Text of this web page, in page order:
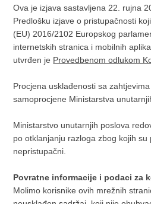
Ova je izjava sastavljena 22. rujna
Predlošku izjave o pristupačnosti
(EU) 2016/2102 Europskog
internetskih stranica i mobilnih
utvrđen je Provedbenom odlukom
Procjena usklađenosti sa
samoprocjene Ministarstva
Ministarstvo unutarnjih poslova
po otklanjanju razloga zbog kojih su
nepristupačni.
Povratne informacije i podaci za
Molimo korisnike ovih mrežnih